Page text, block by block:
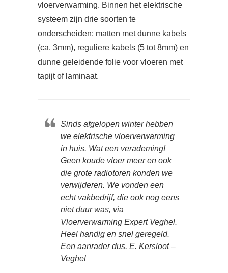
vloerverwarming. Binnen het elektrische
systeem zijn drie soorten te
onderscheiden: matten met dunne kabels
(ca. 3mm), reguliere kabels (5 tot 8mm) en
dunne geleidende folie voor vloeren met
tapijt of laminaat.
Sinds afgelopen winter hebben
we elektrische vloerverwarming
in huis. Wat een verademing!
Geen koude vloer meer en ook
die grote radiotoren konden we
verwijderen. We vonden een
echt vakbedrijf, die ook nog eens
niet duur was, via
Vloerverwarming Expert Veghel.
Heel handig en snel geregeld.
Een aanrader dus. E. Kersloot –
Veghel